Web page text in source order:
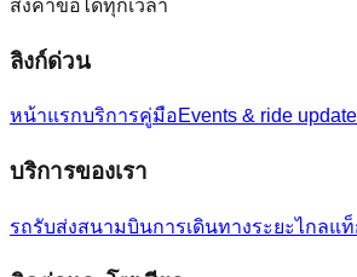
ส่งคำขอได้ทุกเวลา
ลิงก์ด่วน
หน้าแรกบริการคู่มือEvents & ride
บริการของเรา
รถรับส่งสนามบินการเดินทางระยะไกลแ